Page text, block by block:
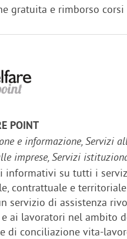
gratuita e rimborso
POINT
e informazione, Servizi
imprese, Servizi
informativi su tutti i
contrattuale e
servizio di assistenza
e ai lavoratori nel ambito
di conciliazione vita-